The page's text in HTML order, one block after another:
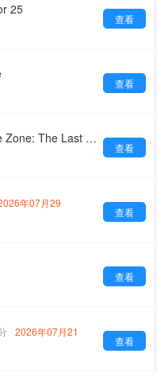
25
查看
查看
检疫区：最后一站/Quarantine Zone: The Last Check
查看
查看
年07月29
查看
查看
2026年07月21